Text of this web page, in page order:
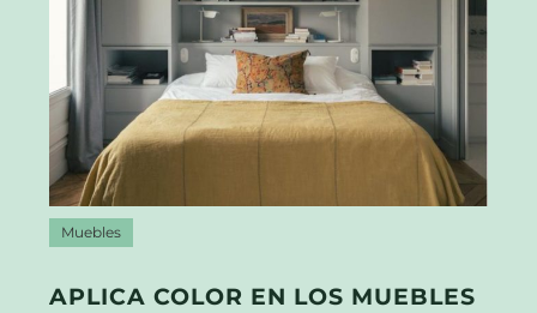
Muebles
APLICA COLOR EN LOS MUEBLES